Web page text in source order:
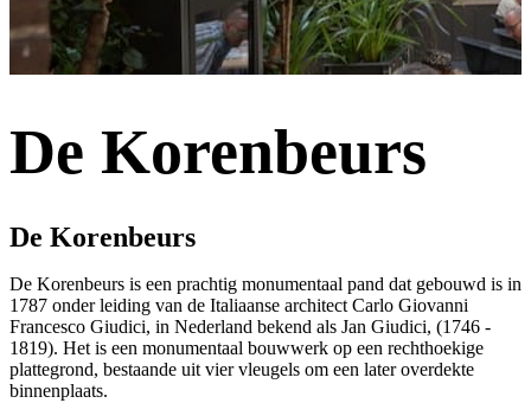
De Korenbeurs
De Korenbeurs
De Korenbeurs is een prachtig monumentaal pand dat gebouwd is in
1787 onder leiding van de Italiaanse architect Carlo Giovanni
Francesco Giudici, in Nederland bekend als Jan Giudici, (1746 -
1819). Het is een monumentaal bouwwerk op een rechthoekige
plattegrond, bestaande uit vier vleugels om een later overdekte
binnenplaats.